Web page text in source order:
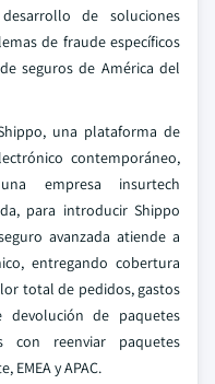
de soluciones
de fraude específicos
seguros de América del
una plataforma de
contemporáneo,
empresa insurtech
para introducir Shippo
avanzada atiende a
entregando cobertura
total de pedidos, gastos
de paquetes
con reenviar paquetes
EMEA y APAC.